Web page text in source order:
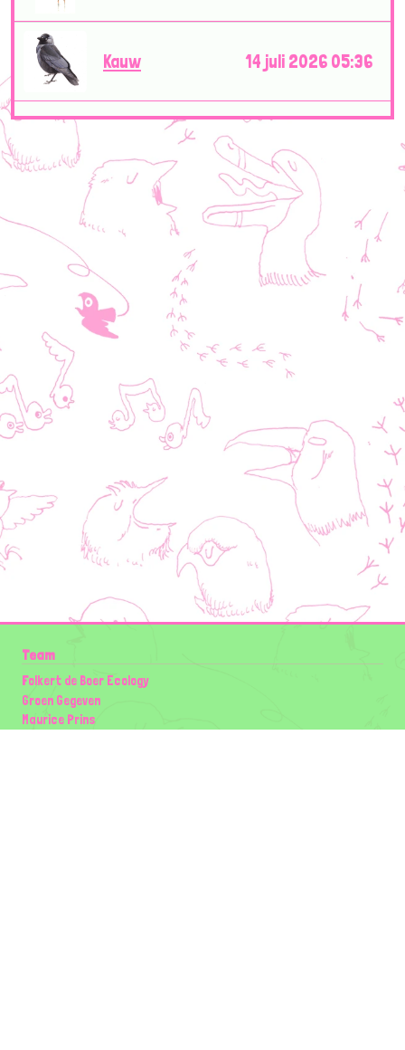
Kauw 14 juli 2026 05:36
Team
Folkert de Boer Ecology
Groen Gegeven
Maurice Prins